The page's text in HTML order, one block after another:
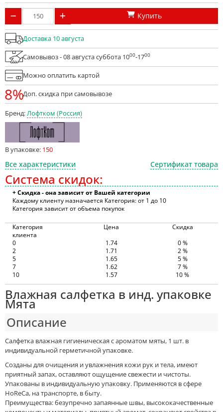
Купить
Доставка 10 августа
Самовывоз - 08 августа суббота 1000-1700
Можно оплатить картой
8%Доп. скидка при самовывозе
Бренд: Лофтком (Россия)
В упаковке: 150
Все характеристики Сертификат товара
Система скидок:
+ Скидка - она зависит от Вашей категории
Каждому клиенту назначается Категория: от 1 до 10
Категория зависит от объема покупок
Категория
клиента
Цена
Скидка
0
1.74
0 %
2
1.71
2 %
5
1.65
5 %
7
1.62
7 %
10
1.57 10 %
Влажная салфетка в инд. упаковке
Мята
Описание
Салфетка влажная гигиеническая с ароматом мяты, 1 шт. в
индивидуальной герметичной упаковке.
Созданы для очищения и увлажнения кожи рук и тела, имеют
приятный запах, оставляют ощущение свежести и чистоты.
Упакованы в индивидуальную упаковку. Применяются в сфере
HoReCa, на транспорте, в быту.
Преимущества: безупречно запаянные швы, высококачественные